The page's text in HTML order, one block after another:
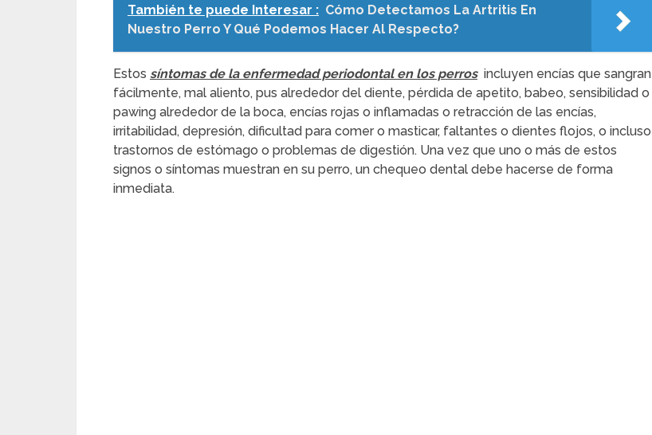
También te puede Interesar : Cómo Detectamos La Artritis En
Nuestro Perro Y Qué Podemos Hacer Al Respecto?
Estos síntomas de la enfermedad periodontal en los perrosincluyen encías que sangran
fácilmente, mal aliento, pus alrededor del diente, pérdida de apetito, babeo, sensibilidad o
pawing alrededor de la boca, encías rojas o inflamadas o retracción de las encías,
irritabilidad, depresión, dificultad para comer o masticar, faltantes o dientes flojos, o incluso
trastornos de estómago o problemas de digestión. Una vez que uno o más de estos
signos o síntomas muestran en su perro, un chequeo dental debe hacerse de forma
inmediata.